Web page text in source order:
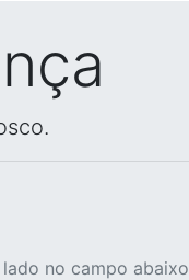
no campo abaixo